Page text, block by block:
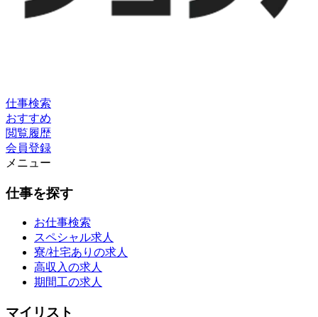
仕事検索
おすすめ
閲覧履歴
会員登録
メニュー
仕事を探す
お仕事検索
スペシャル求人
寮/社宅ありの求人
高収入の求人
期間工の求人
マイリスト